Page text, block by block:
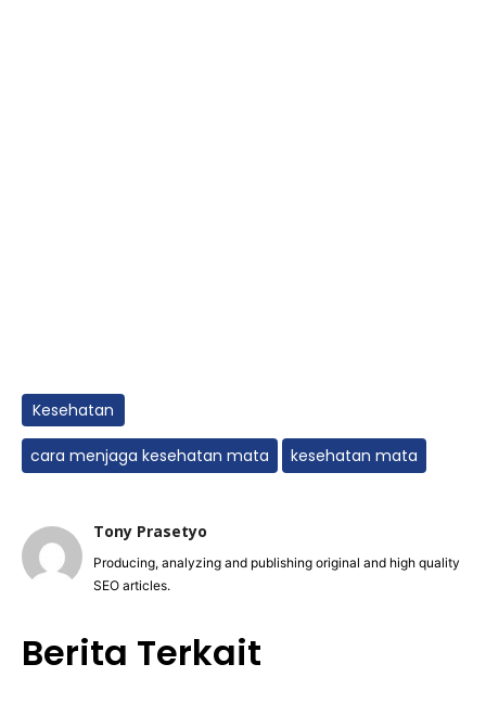
Kesehatan
cara menjaga kesehatan mata kesehatan mata
Tony Prasetyo
Producing, analyzing and publishing original and high quality
SEO articles.
Berita Terkait